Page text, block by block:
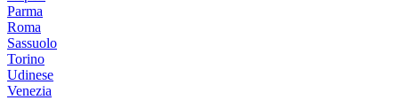
Parma
Roma
Sassuolo
Torino
Udinese
Venezia